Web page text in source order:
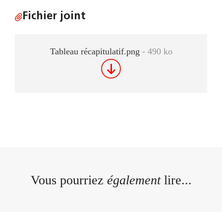
Fichier joint
Tableau récapitulatif.png - 490 ko
Vous pourriez égalementlire...